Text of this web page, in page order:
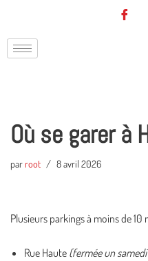
Aller
au
Où se garer à
parroot 8 avril 2026
Plusieurs parkings à moins de
Rue Haute (fermée un